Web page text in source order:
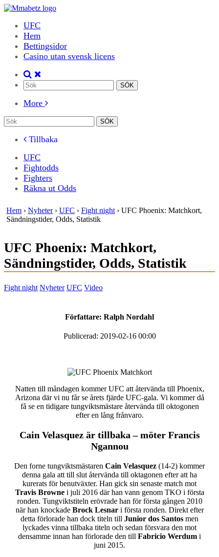
UFC
Hem
Bettingsidor
Casino utan svensk licens
More
Tillbaka
UFC
Fightodds
Fighters
Räkna ut Odds
Hem › Nyheter› UFC › Fight night › UFC Phoenix: Matchkort,
Sändningstider, Odds, Statistik
UFC Phoenix: Matchkort,
Sändningstider, Odds, Statistik
Fight night Nyheter UFC Video
Författare: Ralph Nordahl
Publicerad: 2019-02-16 00:00
Natten till måndagen kommer UFC att återvända till Phoenix,
Arizona där vi nu får se årets fjärde UFC-gala. Vi kommer då
få se en tidigare tungviktsmästare återvända till oktogonen
efter en lång frånvaro.
Cain Velasquez är tillbaka – möter Francis
Ngannou
Den forne tungviktsmästaren Cain Velasquez (14-2) kommer
denna gala att till slut återvända till oktagonen efter att ha
kurerats för benutväxter. Han gick sin senaste match mot
Travis Browne i juli 2016 där han vann genom TKO i första
ronden. Tungviktstiteln erövrade han för första gången 2010
när han knockade Brock Lesnar i första ronden. Direkt efter
detta förlorade han dock titeln till Junior dos Santos men
lyckades vinna tillbaka titeln och sedan försvara den mot
densamme innan han förlorade den till Fabricio Werdum i
juni 2015.